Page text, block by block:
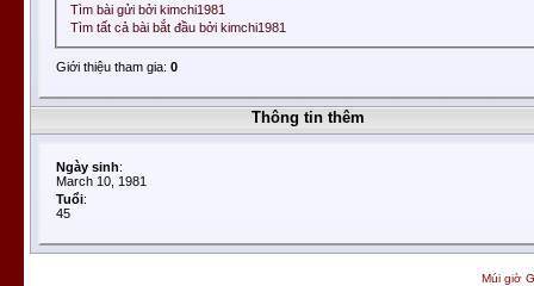
Tìm bài gửi bởi kimchi1981
Tìm tất cả bài bắt đầu bởi kimchi1981
Giới thiệu tham gia: 0
Thông tin thêm
Ngày sinh:
March 10, 1981
Tuổi:
45
Múi giờ